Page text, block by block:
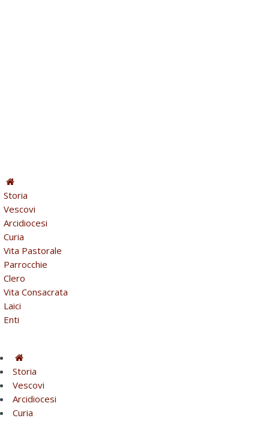
Storia
Vescovi
Arcidiocesi
Curia
Vita Pastorale
Parrocchie
Clero
Vita Consacrata
Laici
Enti
Storia
Vescovi
Arcidiocesi
Curia